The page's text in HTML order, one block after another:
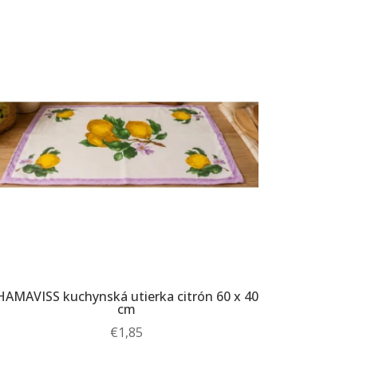
kuchynská utierka citrón 60 x 40
cm
€1,85